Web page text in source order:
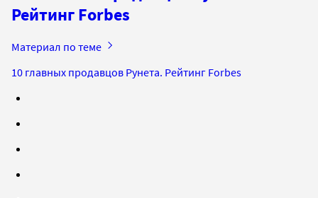
Рейтинг Forbes
Материал по теме
10 главных продавцов Рунета. Рейтинг Forbes